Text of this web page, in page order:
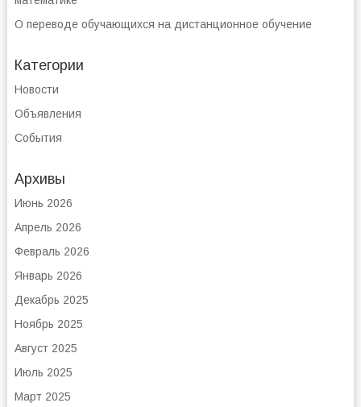
О переводе обучающихся на дистанционное обучение
Категории
Новости
Объявления
События
Архивы
Июнь 2026
Апрель 2026
Февраль 2026
Январь 2026
Декабрь 2025
Ноябрь 2025
Август 2025
Июль 2025
Март 2025